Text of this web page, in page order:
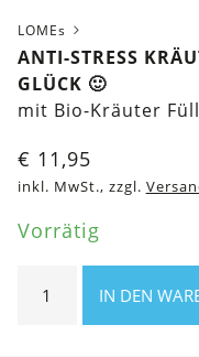
LOMEs
ANTI-STRESS
GLÜCK 🙂
mit Bio-Kräuter
€ 11,95
inkl. MwSt., zzgl.
Vorrätig
Stress
Kräuterball
IN DEN